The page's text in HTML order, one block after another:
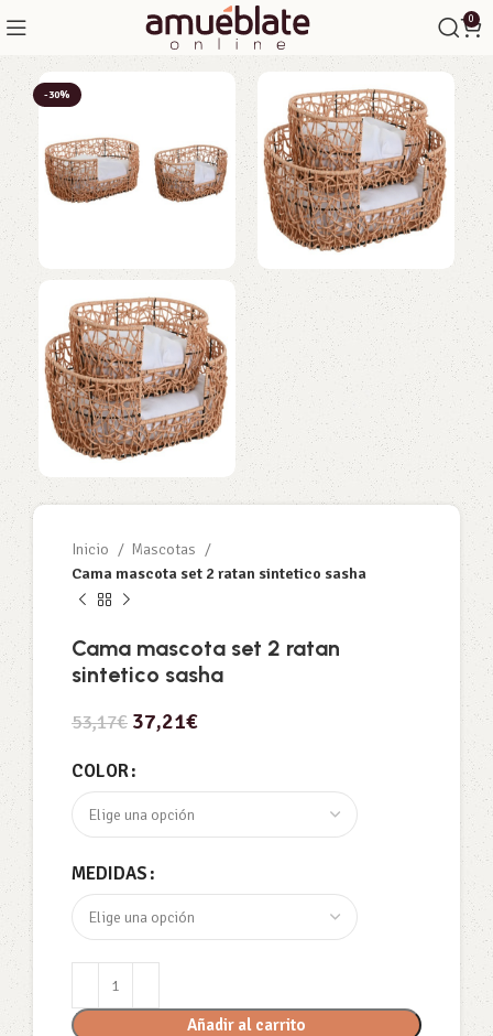
0
-30%
Inicio
Mascotas
Cama mascota set 2 ratan sintetico sasha
Cama mascota set 2 ratan
sintetico sasha
53,17€ 37,21€
COLOR
MEDIDAS
Añadir al carrito